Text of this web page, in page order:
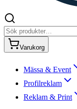
Varukorg
Mässa & Event
Profilreklam
Reklam & Print